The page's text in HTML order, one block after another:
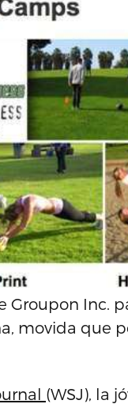
Inc.
movida que
(WSJ), la